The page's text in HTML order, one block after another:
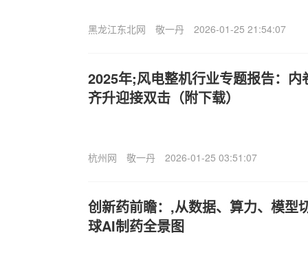
黑龙江东北网 敬一丹 2026-01-25 21:54:07
2025年;风电整机行业专题报告：
齐升迎接双击（附下载）
杭州网 敬一丹 2026-01-25 03:51:07
创新药前瞻：,从数据、算力、模型
球AI制药全景图